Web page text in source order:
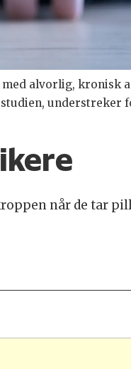
alvorlig, kronisk
understreker
når de tar